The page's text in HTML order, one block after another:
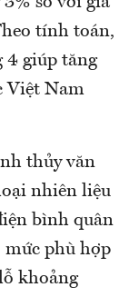
tính toán,
4 giúp tăng
Việt Nam
thủy văn
nhiên liệu
bình quân
phù hợp
khoảng